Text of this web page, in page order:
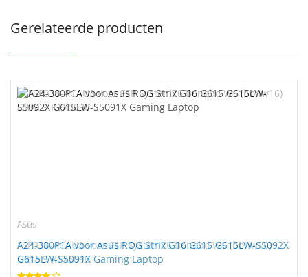
Gerelateerde producten
FSP
FSP330-ACAU3 voor FSP System76 Bonobo WS (bonw16)
Ultra 9 RTX5090
Asus
A24-380P1A voor Asus ROG Strix G16 G615 G615LW-S5092X
G615LW-S5091X Gaming Laptop